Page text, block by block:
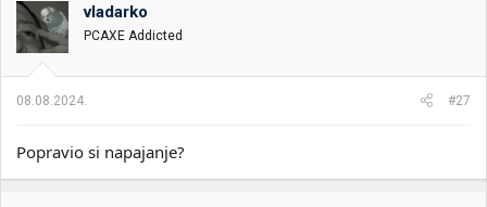
vladarko
PCAXE Addicted
08.08.2024. #27
Popravio si napajanje?